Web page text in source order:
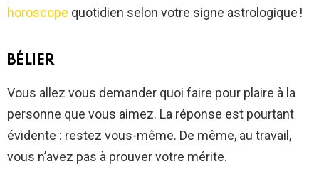
horoscope quotidien selon votre signe astrologique !
BÉLIER
Vous allez vous demander quoi faire pour plaire à la
personne que vous aimez. La réponse est pourtant
évidente : restez vous-même. De même, au travail,
vous n’avez pas à prouver votre mérite.